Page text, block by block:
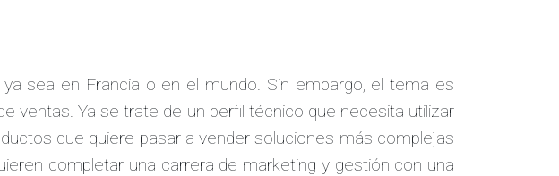
sea en Francia o en el mundo. Sin embargo, el tema es
ventas. Ya se trate de un perfil técnico que necesita utilizar
que quiere pasar a vender soluciones más complejas
completar una carrera de marketing y gestión con una